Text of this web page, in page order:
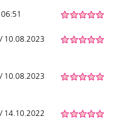
10.08.2023
10.08.2023
14.10.2022